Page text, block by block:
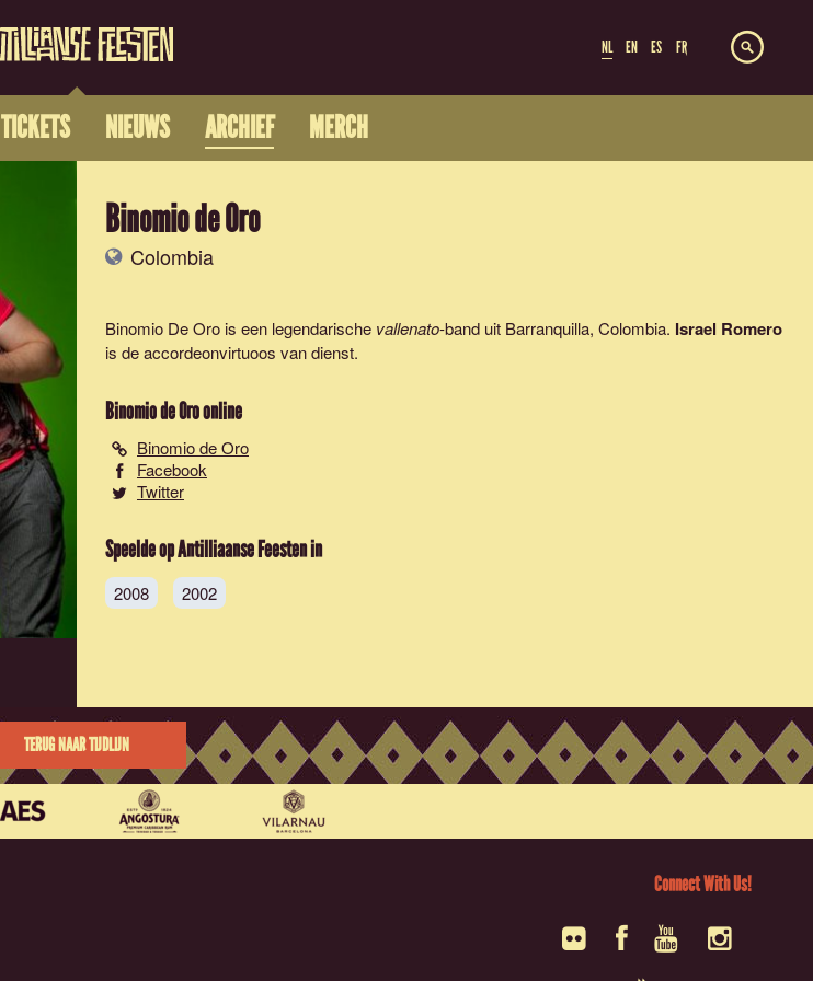
NL EN ES FR
TICKETS NIEUWS ARCHIEF MERCH
Binomio de Oro
Colombia
Binomio De Oro is een legendarische vallenato-band uit Barranquilla, Colombia. Israel Romero
is de accordeonvirtuoos van dienst.
Binomio de Oroonline
Binomio de Oro
Facebook
Twitter
Speelde op Antilliaanse Feesten in
2008 2002
TERUG NAAR TIJDLIJN
Connect With Us!